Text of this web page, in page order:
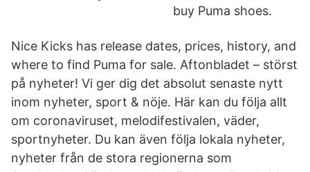
buy Puma shoes.
Nice Kicks has release dates, prices, history, and
where to find Puma for sale. Aftonbladet – störst
på nyheter! Vi ger dig det absolut senaste nytt
inom nyheter, sport & nöje. Här kan du följa allt
om coronaviruset, melodifestivalen, väder,
sportnyheter. Du kan även följa lokala nyheter,
nyheter från de stora regionerna som